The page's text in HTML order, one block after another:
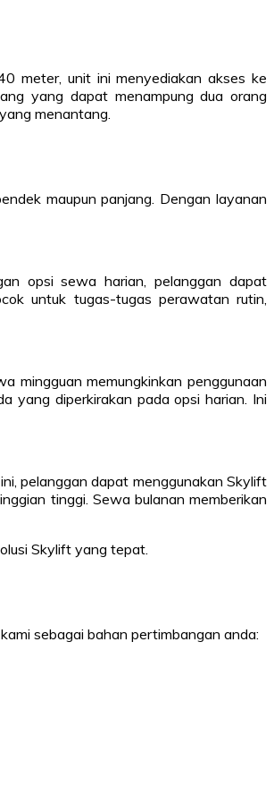
meter, unit ini menyediakan akses ke
yang dapat menampung dua orang
menantang.
maupun panjang. Dengan layanan
opsi sewa harian, pelanggan dapat
untuk tugas-tugas perawatan rutin,
mingguan memungkinkan penggunaan
yang diperkirakan pada opsi harian. Ini
pelanggan dapat menggunakan Skylift
tinggi. Sewa bulanan memberikan
Skylift yang tepat.
sebagai bahan pertimbangan anda: